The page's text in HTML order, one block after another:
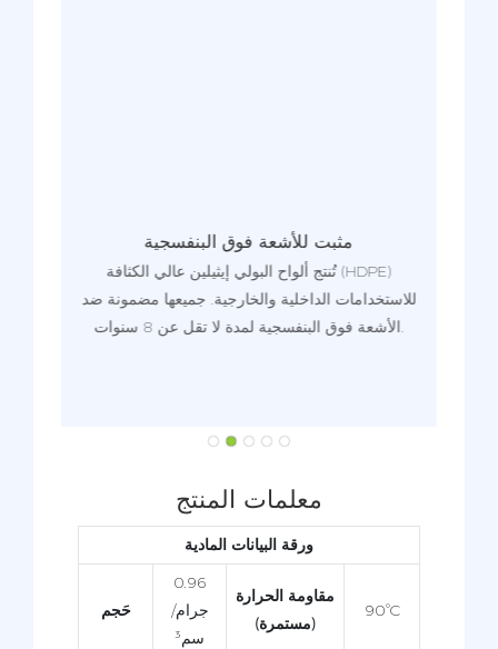
مثبت للأشعة فوق البنفسجية
تُنتج ألواح البولي إيثيلين عالي الكثافة (HDPE)
للاستخدامات الداخلية والخارجية. جميعها مضمونة ضد
الأشعة فوق البنفسجية لمدة لا تقل عن 8 سنوات.
معلمات المنتج
ورقة البيانات المادية
حَجم
0.96
جرام/
سم³
مقاومة الحرارة
(مستمرة)
90°C